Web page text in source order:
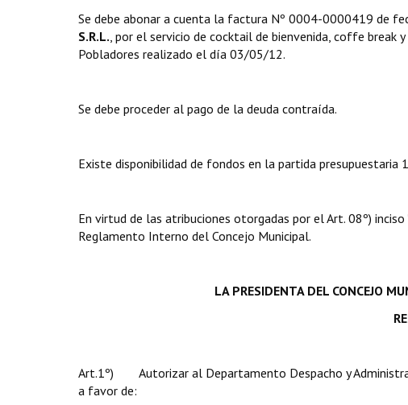
Se debe abonar a cuenta la factura Nº 0004-0000419 de
S.R.L., por el servicio de cocktail de bienvenida, coffe break
Pobladores realizado el día 03/05/12.
Se debe proceder al pago de la deuda contraída.
Existe disponibilidad de fondos en la partida presupuestaria
En virtud de las atribuciones otorgadas por el Art. 08º)
Reglamento Interno del Concejo Municipal.
LA PRESIDENTA DELCONCEJO
Art.1º) Autorizar al Departamento Despacho y
a favor de: